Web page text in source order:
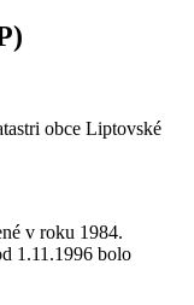
obce Liptovské
v roku 1984.
1.11.1996 bolo